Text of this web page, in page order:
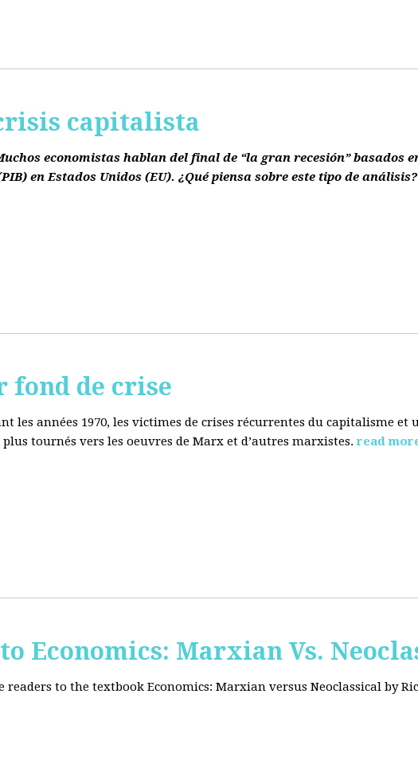
capitalista
economistas hablan del final de “la gran recesión” basados
en Estados Unidos (EU). ¿Qué piensa sobre este tipo de análisis?
fond de crise
les années 1970, les victimes de crises récurrentes du capitalisme et
tournés vers les oeuvres de Marx et d’autres marxistes. read
Economics: Marxian Vs.
to the textbook Economics: Marxian versus Neoclassical by